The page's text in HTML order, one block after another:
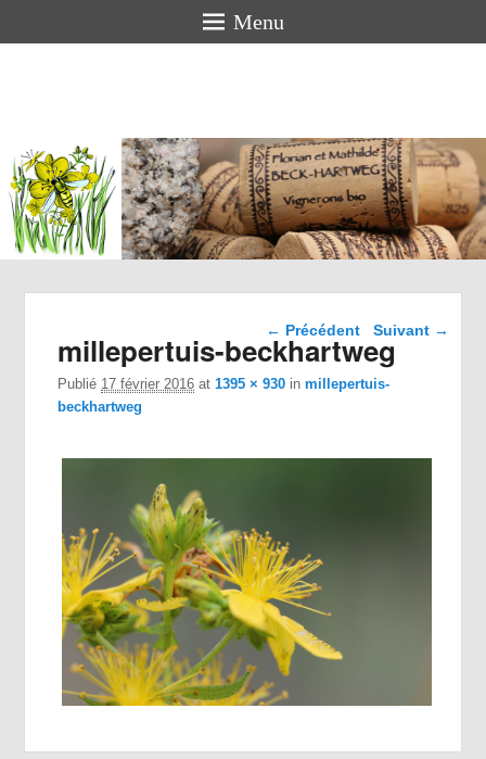
Menu
BECK-
HARTWEG
Vigneron bio en Alsace
Navigation dans les
images
← Précédent Suivant →
millepertuis-beckhartweg
Publié 17 février 2016 at1395 × 930 inmillepertuis-
beckhartweg